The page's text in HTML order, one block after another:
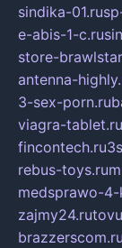
sindika-01.ru
e-abis-1-c.ru
store-
antenna-
3-sex-porn.ru
viagra-tablet.ru
fincontech.ru
rebus-toys.ru
medsprawo-4-
zajmy24.ru
brazzerscom.ru